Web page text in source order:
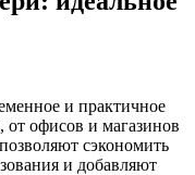
и практичное
офисов и магазинов
сэкономить
и добавляют